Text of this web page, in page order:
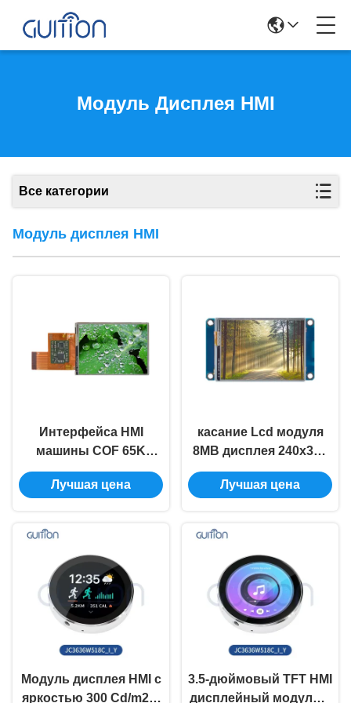
Модуль Дисплея HMI
Все категории
Модуль дисплея HMI
Интерфейса HMI
машины COF 65K
модуль человеческого
Lcd Tft 2,4 дюйма без
Лучшая цена
касание Lcd модуля
8MB дисплея 240x320
HMI
сопротивляющееся
кода 2,4 дюймов
Лучшая цена
Модуль дисплея HMI с
яркостью 300 Cd/m2 и
3.5-дюймовый TFT HMI
дисплейный модуль с